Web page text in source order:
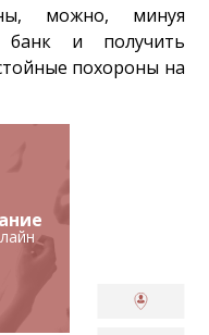
можно, минуя
банк и получить
похороны на